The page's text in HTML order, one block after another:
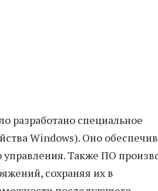
специальное
Windows). Оно
Также ПО
сохраняя их в